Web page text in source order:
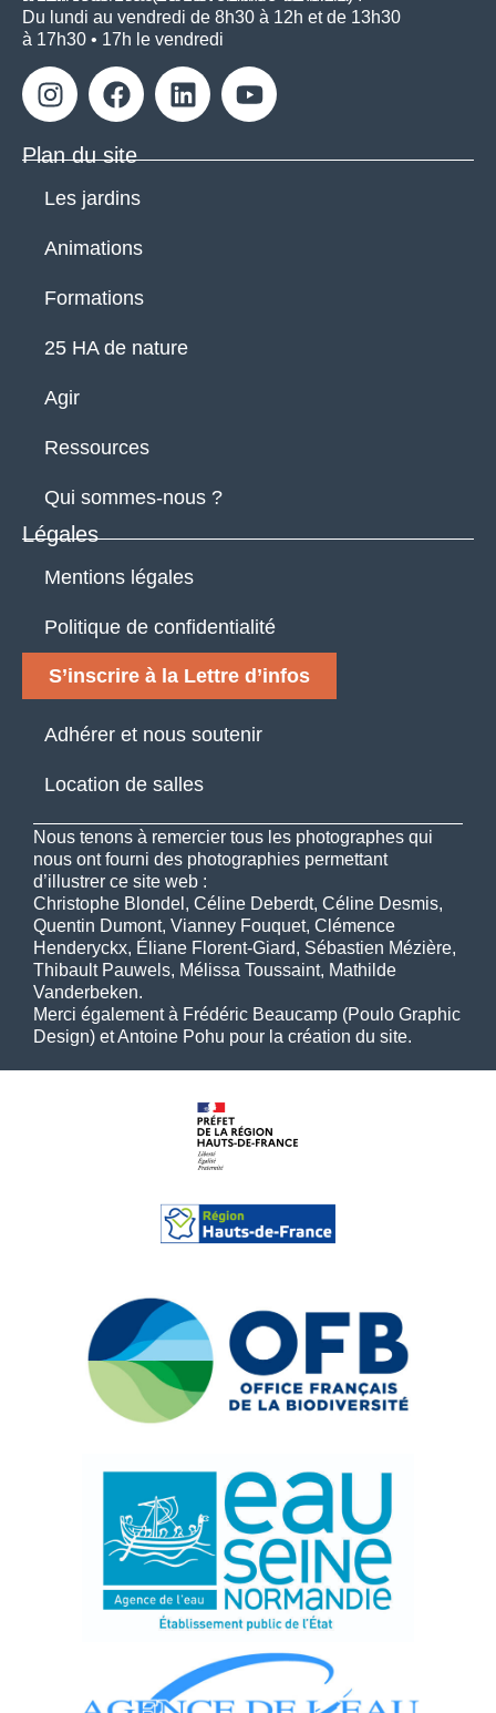
Du lundi au vendredi de 8h30 à 12h et de 13h30
à 17h30 • 17h le vendredi
Plan du site
Les jardins
Animations
Formations
25 HA de nature
Agir
Ressources
Qui sommes-nous ?
Légales
Mentions légales
Politique de confidentialité
S’inscrire à la Lettre d’infos
Adhérer et nous soutenir
Location de salles
Nous tenons à remercier tous les photographes qui
nous ont fourni des photographies permettant
d’illustrer ce site web :
Christophe Blondel, Céline Deberdt, Céline Desmis,
Quentin Dumont, Vianney Fouquet, Clémence
Henderyckx, Éliane Florent-Giard, Sébastien Mézière,
Thibault Pauwels, Mélissa Toussaint, Mathilde
Vanderbeken.
Merci également à Frédéric Beaucamp (Poulo Graphic
Design) et Antoine Pohu pour la création du site.